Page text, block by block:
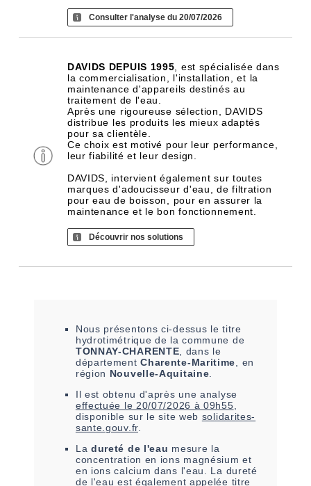
Consulter l'analyse du 20/07/2026
DAVIDS DEPUIS 1995 , est spécialisée dans
la commercialisation, l'installation, et la
maintenance d'appareils destinés au
traitement de l'eau.
Après une rigoureuse sélection, DAVIDS
distribue les produits les mieux adaptés
pour sa clientèle.
Ce choix est motivé pour leur performance,
leur fiabilité et leur design.
DAVIDS, intervient également sur toutes
marques d'adoucisseur d'eau, de filtration
pour eau de boisson, pour en assurer la
maintenance et le bon fonctionnement.
Découvrir nos solutions
Nous présentons ci-dessus le titre
hydrotimétrique de la commune de
TONNAY-CHARENTE , dans le
départementCharente-Maritime , en
région Nouvelle-Aquitaine
Il est obtenu d'après une analyse
effectuée le 20/07/2026 à 09h55
disponible sur le site web solidarites-
sante.gouv.fr.
La dureté de l'eau mesure la
concentration en ions magnésium et
en ions calcium dans l'eau. La dureté
de l'eau est également appelée titre